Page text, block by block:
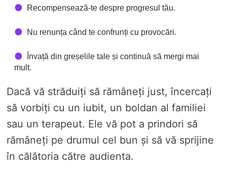
Recompensează-te despre progresul tău.
Nu renunța când te confrunți cu provocări.
Învață din greșelile tale și continuă să mergi mai
mult.
Dacă vă străduiți să rămâneți just, încercați
să vorbiți cu un iubit, un boldan al familiei
sau un terapeut. Ele vă pot a prindori să
rămâneți pe drumul cel bun și să vă sprijine
în călătoria către audienta.